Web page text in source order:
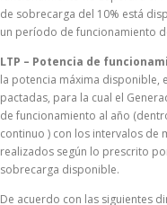
de sobrecarga del 10% está
un período de funcionamiento
LTP – Potencia de
la potencia máxima disponible,
pactadas, para la cual el
de funcionamiento al año
continuo ) con los intervalos
realizados según lo prescrito
sobrecarga disponible.
De acuerdo con las siguientes